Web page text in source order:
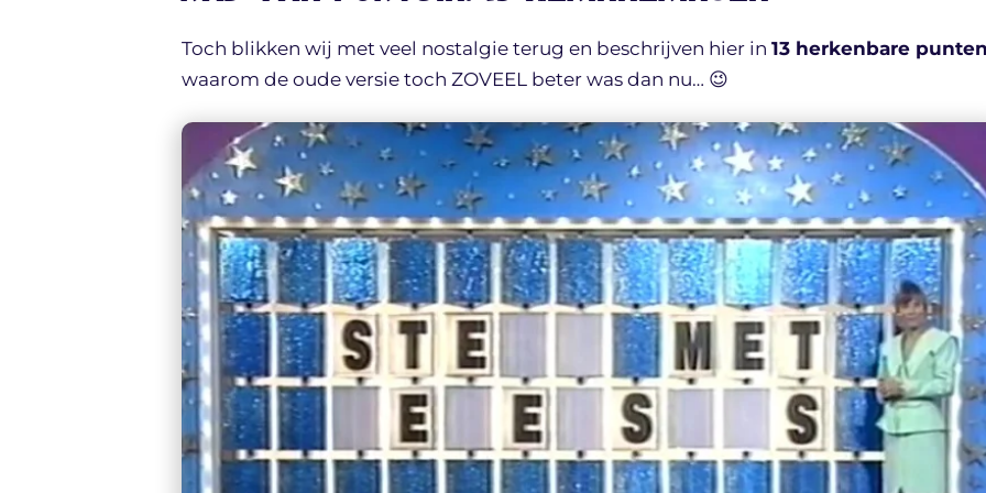
Toch blikken wij met veel nostalgie terug en beschrijven hier in 13 herkenbare
waarom de oude versie toch ZOVEEL beter was dan nu… 😉